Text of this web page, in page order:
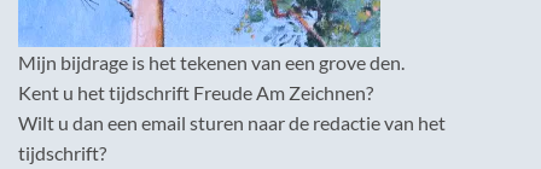
Mijn bijdrage is het tekenen van een grove den.
Kent u het tijdschrift Freude Am Zeichnen?
Wilt u dan een email sturen naar de redactie van het
tijdschrift?